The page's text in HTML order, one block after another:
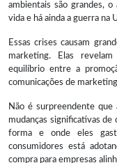
ambientais são grandes,
vida e há ainda a guerra na
Essas crises causam
marketing. Elas
equilíbrio entre a
comunicações de
Não é surpreendente
mudanças significativas
forma e onde eles
consumidores está
compra para empresas